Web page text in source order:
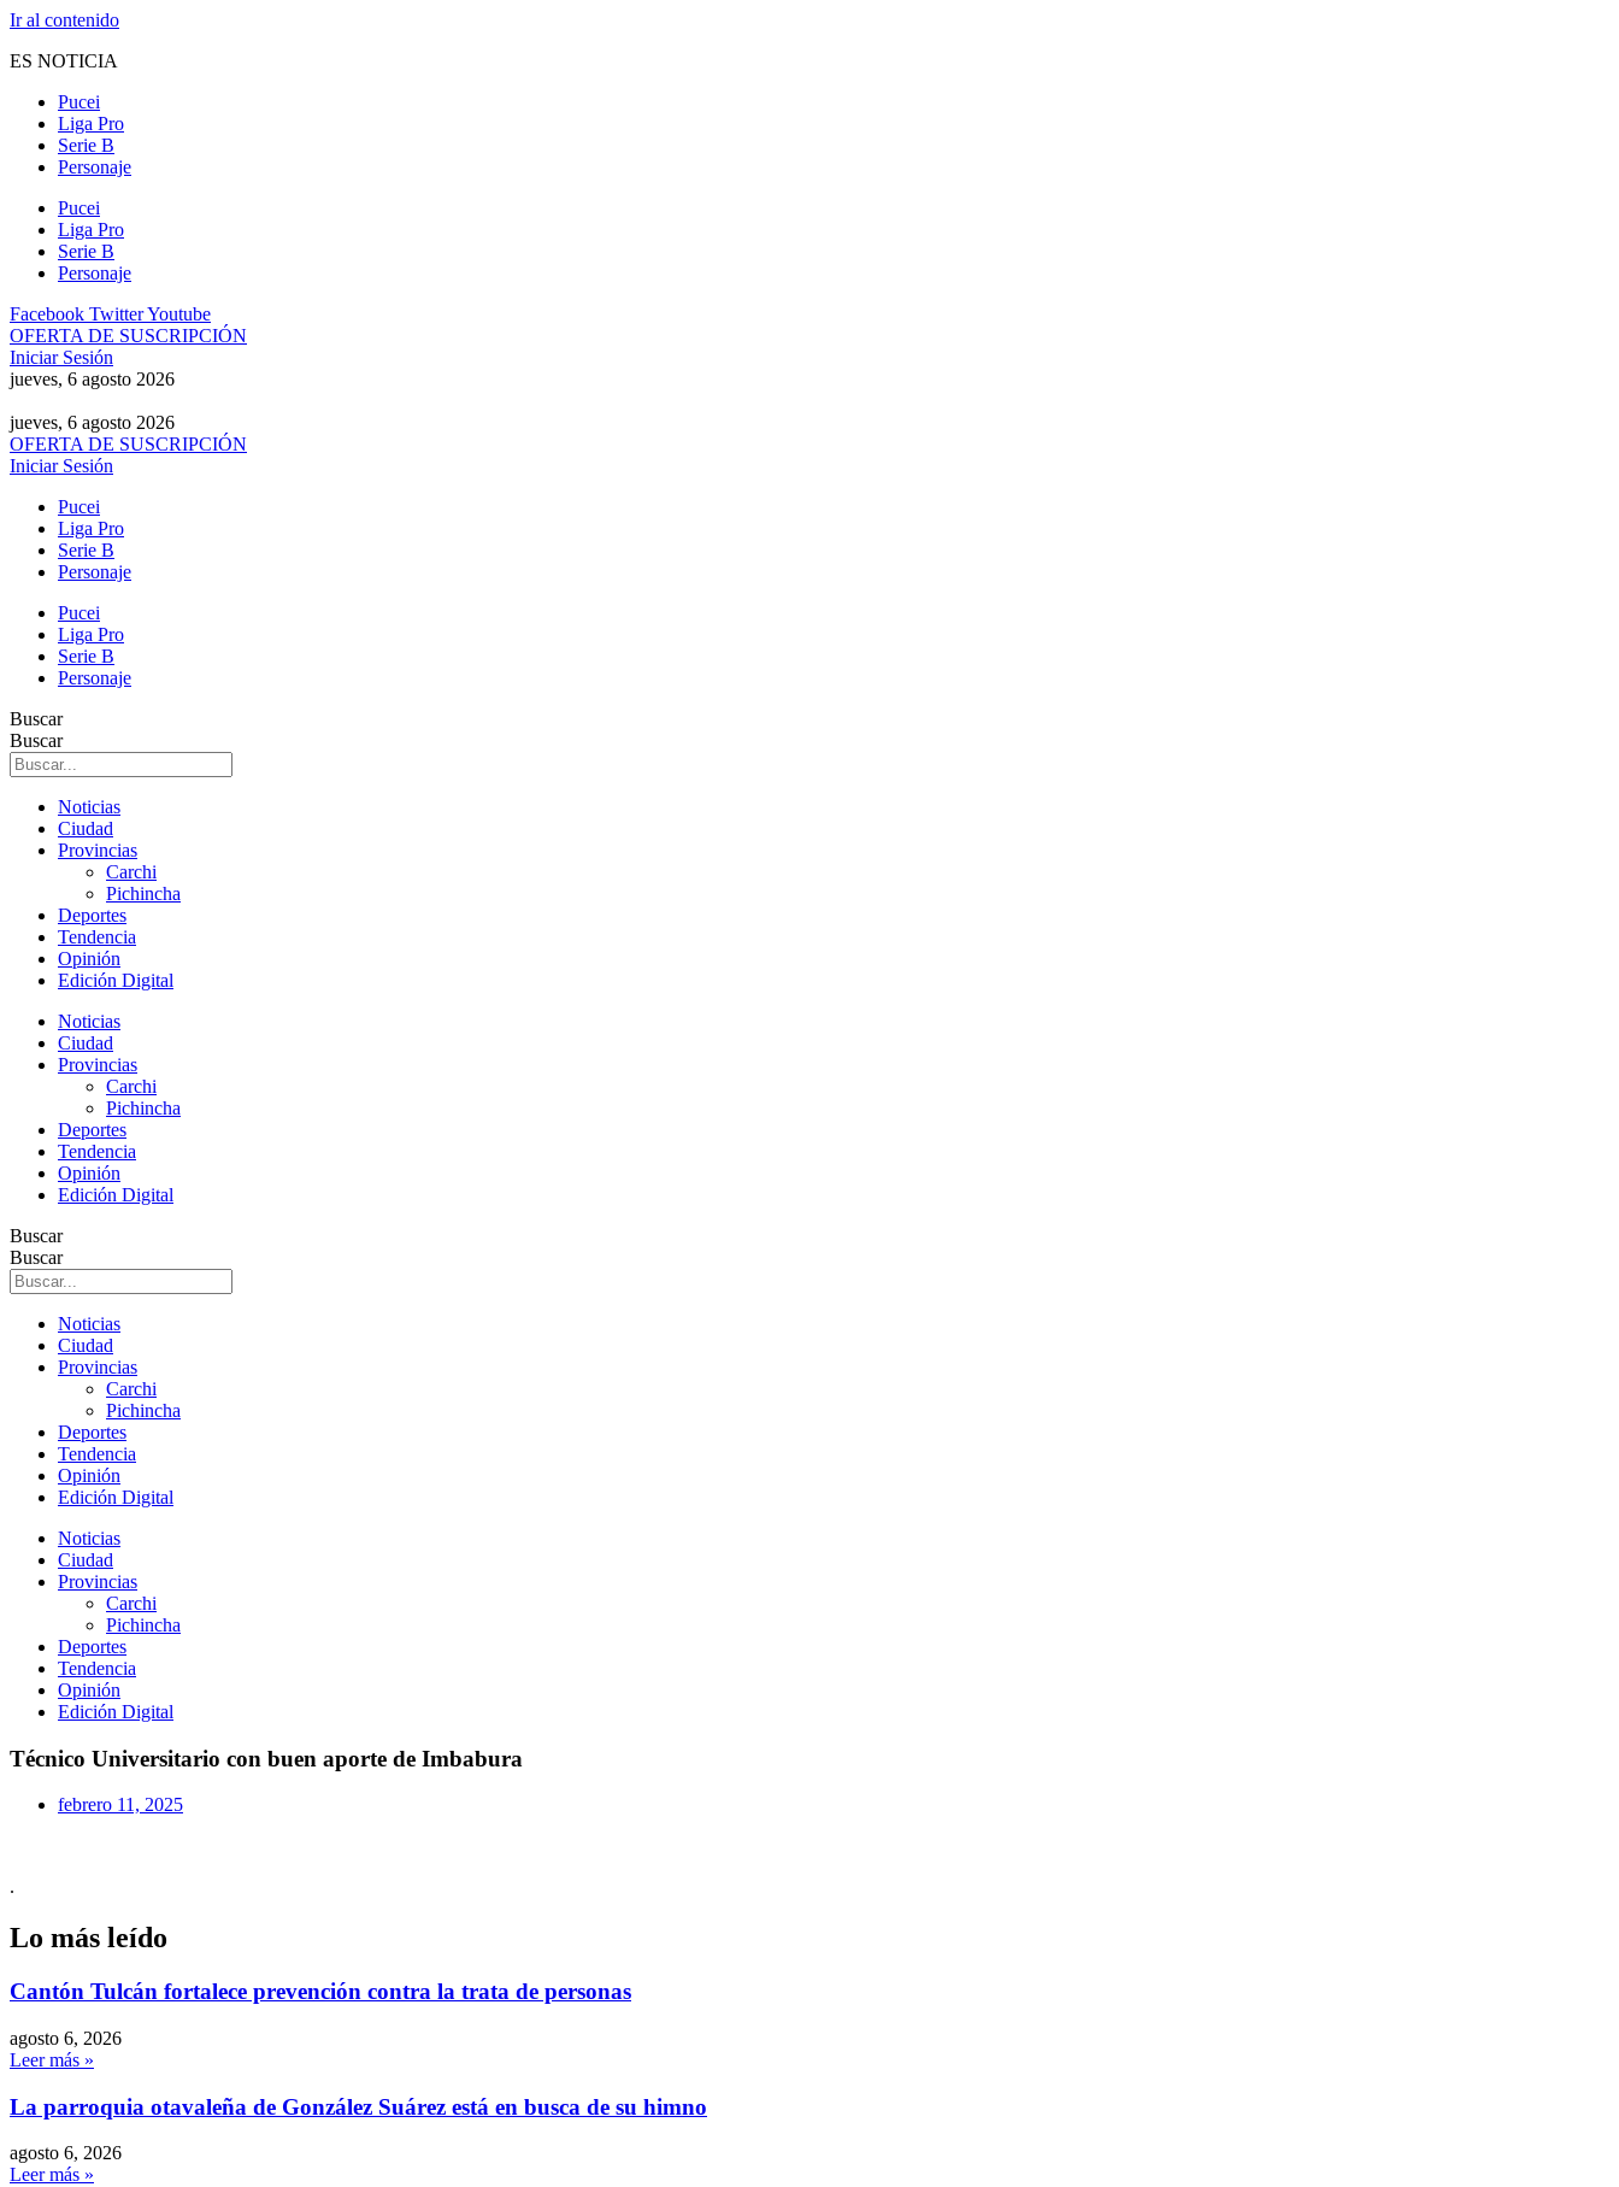
Ir al contenido
ES NOTICIA
Pucei
Liga Pro
Serie B
Personaje
Pucei
Liga Pro
Serie B
Personaje
Facebook TwitterYoutube
OFERTA DE SUSCRIPCIÓN
Iniciar Sesión
jueves, 6 agosto 2026
jueves, 6 agosto 2026
OFERTA DE SUSCRIPCIÓN
Iniciar Sesión
Pucei
Liga Pro
Serie B
Personaje
Pucei
Liga Pro
Serie B
Personaje
Buscar
Buscar
Noticias
Ciudad
Provincias
Carchi
Pichincha
Deportes
Tendencia
Opinión
Edición Digital
Noticias
Ciudad
Provincias
Carchi
Pichincha
Deportes
Tendencia
Opinión
Edición Digital
Buscar
Buscar
Noticias
Ciudad
Provincias
Carchi
Pichincha
Deportes
Tendencia
Opinión
Edición Digital
Noticias
Ciudad
Provincias
Carchi
Pichincha
Deportes
Tendencia
Opinión
Edición Digital
Técnico Universitario con buen aporte de Imbabura
febrero 11, 2025
.
Lo más leído
Cantón Tulcán fortalece prevención contra la trata de personas
agosto 6, 2026
Leer más »
La parroquia otavaleña de González Suárez está en busca de su himno
agosto 6, 2026
Leer más »